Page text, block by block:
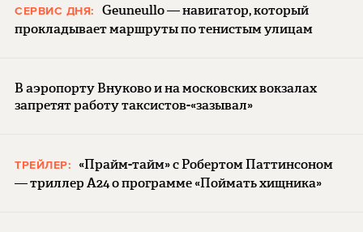
СЕРВИС ДНЯ:
Geuneullo — навигатор, который
прокладывает маршруты по тенистым улицам
В аэропорту Внуково и на московских вокзалах
запретят работу таксистов-«зазывал»
ТРЕЙЛЕР:
«Прайм-тайм» с Робертом Паттинсоном
— триллер A24 о программе «Поймать хищника»